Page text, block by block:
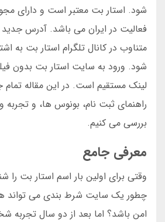
شود. استار بت معتبر است و دارای
فعالیت در ایران می باشد. آدرس
متناوب در کانال تلگرام استار بت به
شود. ورود به سایت استار بت بدون
لینک مستقیم است. در این مقاله تمام
راهنمای ثبت نام، بونوس ها، و تجربه
بررسی می کنیم.
معرفی جامع
وقتی برای اولین بار اسم استار بت را
چطور یک سایت شرط بندی می تواند
امن باشد؟ اما بعد از دو سال تجربه